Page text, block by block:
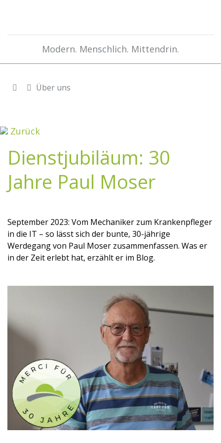
Modern. Menschlich. Mittendrin.
Über uns
Zurück
Dienstjubiläum: 30
Jahre Paul Moser
September 2023: Vom Mechaniker zum Krankenpfleger
in die IT – so lässt sich der bunte, 30-jährige
Werdegang von Paul Moser zusammenfassen. Was er
in der Zeit erlebt hat, erzählt er im Blog.